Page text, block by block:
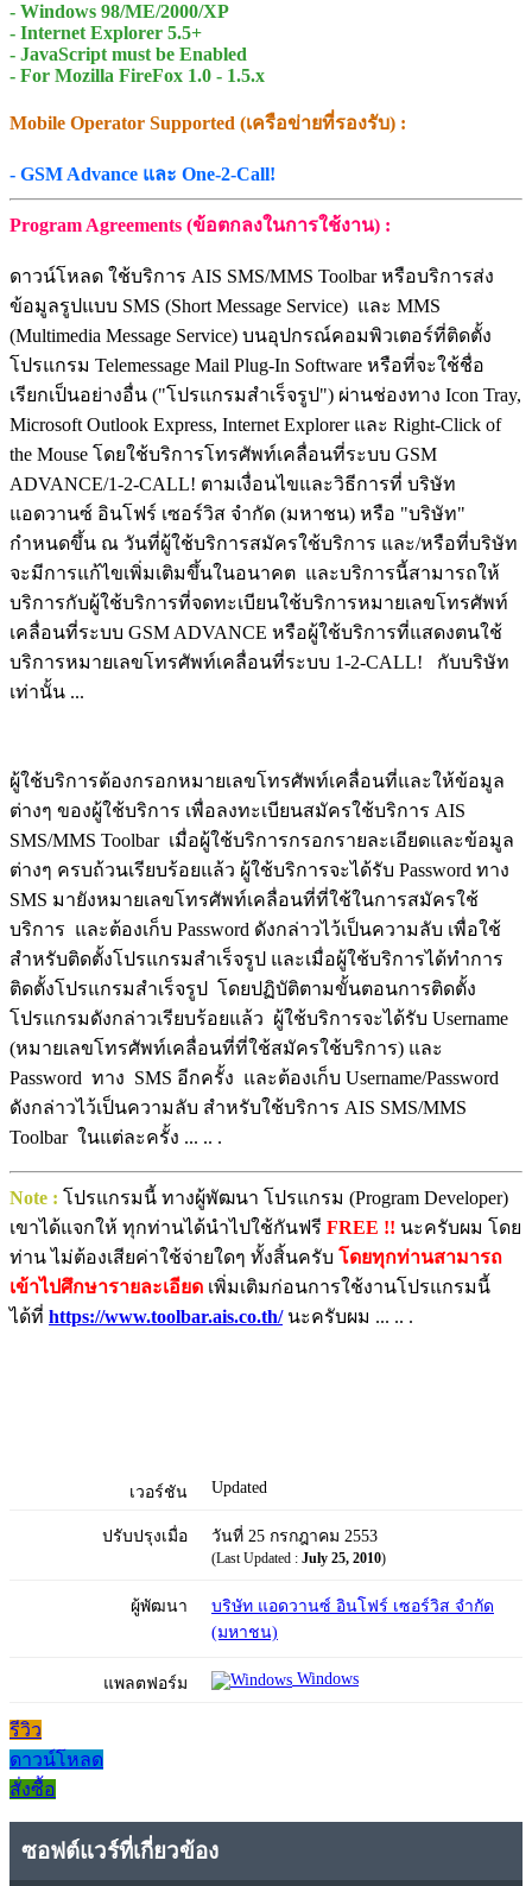
- Windows 98/ME/2000/XP
- Internet Explorer 5.5+
- JavaScript must be Enabled
- For Mozilla FireFox 1.0 - 1.5.x
Mobile Operator Supported (เครือข่ายที่รองรับ) :
- GSM Advance และ One-2-Call!
Program Agreements (ข้อตกลงในการใช้งาน) :
ดาวน์โหลด ใช้บริการ AIS SMS/MMS Toolbar หรือบริการส่ง
ข้อมูลรูปแบบ SMS (Short Message Service) และ MMS
(Multimedia Message Service) บนอุปกรณ์คอมพิวเตอร์ที่ติดตั้ง
โปรแกรม Telemessage Mail Plug-In Software หรือที่จะใช้ชื่อ
เรียกเป็นอย่างอื่น ("โปรแกรมสำเร็จรูป") ผ่านช่องทาง Icon Tray,
Microsoft Outlook Express, Internet Explorer และ Right-Click of
the Mouse โดยใช้บริการโทรศัพท์เคลื่อนที่ระบบ GSM
ADVANCE/1-2-CALL! ตามเงื่อนไขและวิธีการที่ บริษัท
แอดวานซ์ อินโฟร์ เซอร์วิส จำกัด (มหาชน) หรือ "บริษัท"
กำหนดขึ้น ณ วันที่ผู้ใช้บริการสมัครใช้บริการ และ/หรือที่บริษัท
จะมีการแก้ไขเพิ่มเติมขึ้นในอนาคต และบริการนี้สามารถให้
บริการกับผู้ใช้บริการที่จดทะเบียนใช้บริการหมายเลขโทรศัพท์
เคลื่อนที่ระบบ GSM ADVANCE หรือผู้ใช้บริการที่แสดงตนใช้
บริการหมายเลขโทรศัพท์เคลื่อนที่ระบบ 1-2-CALL! กับบริษัท
เท่านั้น ...
ผู้ใช้บริการต้องกรอกหมายเลขโทรศัพท์เคลื่อนที่และให้ข้อมูล
ต่างๆ ของผู้ใช้บริการ เพื่อลงทะเบียนสมัครใช้บริการ AIS
SMS/MMS Toolbar เมื่อผู้ใช้บริการกรอกรายละเอียดและข้อมูล
ต่างๆ ครบถ้วนเรียบร้อยแล้ว ผู้ใช้บริการจะได้รับ Password ทาง
SMS มายังหมายเลขโทรศัพท์เคลื่อนที่ที่ใช้ในการสมัครใช้
บริการ และต้องเก็บ Password ดังกล่าวไว้เป็นความลับ เพื่อใช้
สำหรับติดตั้งโปรแกรมสำเร็จรูป และเมื่อผู้ใช้บริการได้ทำการ
ติดตั้งโปรแกรมสำเร็จรูป โดยปฏิบัติตามขั้นตอนการติดตั้ง
โปรแกรมดังกล่าวเรียบร้อยแล้ว ผู้ใช้บริการจะได้รับ Username
(หมายเลขโทรศัพท์เคลื่อนที่ที่ใช้สมัครใช้บริการ) และ
Password ทาง SMS อีกครั้ง และต้องเก็บ Username/Password
ดังกล่าวไว้เป็นความลับ สำหรับใช้บริการ AIS SMS/MMS
Toolbar ในแต่ละครั้ง ... .. .
Note : โปรแกรมนี้ ทางผู้พัฒนา โปรแกรม (Program Developer)
เขาได้แจกให้ ทุกท่านได้นำไปใช้กันฟรี FREE !! นะครับผม โดย
ท่าน ไม่ต้องเสียค่าใช้จ่ายใดๆ ทั้งสิ้นครับ โดยทุกท่านสามารถ
เข้าไปศึกษารายละเอียด เพิ่มเติมก่อนการใช้งานโปรแกรมนี้
ได้ที่ https://www.toolbar.ais.co.th/นะครับผม ... .. .
เวอร์ชัน Updated
ปรับปรุงเมื่อ วันที่ 25 กรกฎาคม 2553
(Last Updated : July 25, 2010)
ผู้พัฒนา
บริษัท แอดวานซ์ อินโฟร์ เซอร์วิส จำกัด
(มหาชน)
แพลตฟอร์ม Windows
รีวิว
ดาวน์โหลด
สั่งซื้อ
ซอฟต์แวร์ที่เกี่ยวข้อง